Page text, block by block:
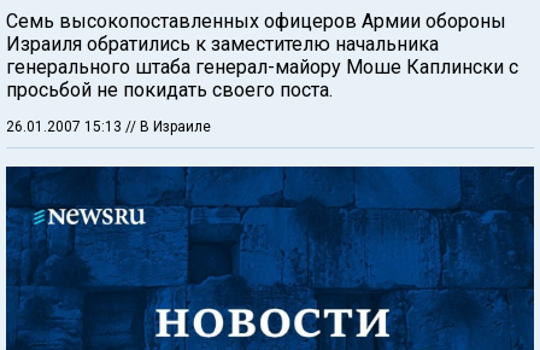
Семь высокопоставленных офицеров Армии обороны
Израиля обратились к заместителю начальника
генерального штаба генерал-майору Моше Каплински с
просьбой не покидать своего поста.
26.01.2007 15:13 // В Израиле